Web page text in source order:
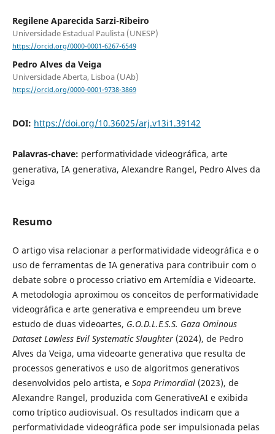
Regilene Aparecida Sarzi-Ribeiro
Universidade Estadual Paulista (UNESP)
https://orcid.org/0000-0001-6267-6549
Pedro Alves da Veiga
Universidade Aberta, Lisboa (UAb)
https://orcid.org/0000-0001-9738-3869
DOI: https://doi.org/10.36025/arj.v13i1.39142
Palavras-chave: performatividade videográfica, arte
generativa, IA generativa, Alexandre Rangel, Pedro Alves da
Veiga
Resumo
O artigo visa relacionar a performatividade videográfica e o
uso de ferramentas de IA generativa para contribuir com o
debate sobre o processo criativo em Artemídia e Videoarte.
A metodologia aproximou os conceitos de performativi­dade
videográfica e arte generativa e empreendeu um breve
estudo de duas videoartes, G.O.D.L.E.S.S. Gaza Ominous
Dataset Lawless Evil Systematic Slaughter(2024), de Pedro
Alves da Veiga, uma videoarte generativa que resulta de
processos generativos e uso de algoritmos generativos
desenvolvidos pelo artista, e Sopa Primordial(2023), de
Alexandre Rangel, produzida com GenerativeAI e exibida
como tríptico audiovisual. Os resultados indicam que a
perfor­matividade videográfica pode ser impulsionada pelas